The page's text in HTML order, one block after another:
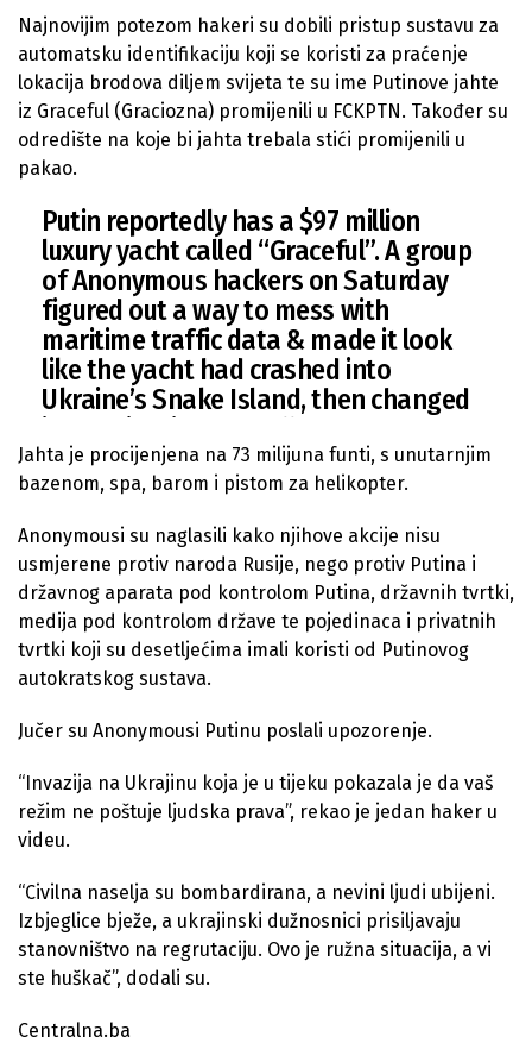
Najnovijim potezom hakeri su dobili pristup sustavu za
automatsku identifikaciju koji se koristi za praćenje
lokacija brodova diljem svijeta te su ime Putinove jahte
iz Graceful (Graciozna) promijenili u FCKPTN. Također su
odredište na koje bi jahta trebala stići promijenili u
pakao.
Putin reportedly has a $97 million
luxury yacht called “Graceful”. A group
of Anonymous hackers on Saturday
figured out a way to mess with
maritime traffic data & made it look
like the yacht had crashed into
Ukraine’s Snake Island, then changed
pic.twitter.com/Ch53lcG7D6
— Ryan Gallagher (@rj_gallagher)
February 27, 2022
Jahta je procijenjena na 73 milijuna funti, s unutarnjim
bazenom, spa, barom i pistom za helikopter.
Anonymousi su naglasili kako njihove akcije nisu
usmjerene protiv naroda Rusije, nego protiv Putina i
državnog aparata pod kontrolom Putina, državnih tvrtki,
medija pod kontrolom države te pojedinaca i privatnih
tvrtki koji su desetljećima imali koristi od Putinovog
autokratskog sustava.
Jučer su Anonymousi Putinu poslali upozorenje.
“Invazija na Ukrajinu koja je u tijeku pokazala je da vaš
režim ne poštuje ljudska prava”, rekao je jedan haker u
videu.
“Civilna naselja su bombardirana, a nevini ljudi ubijeni.
Izbjeglice bježe, a ukrajinski dužnosnici prisiljavaju
stanovništvo na regrutaciju. Ovo je ružna situacija, a vi
ste huškač”, dodali su.
Centralna.ba